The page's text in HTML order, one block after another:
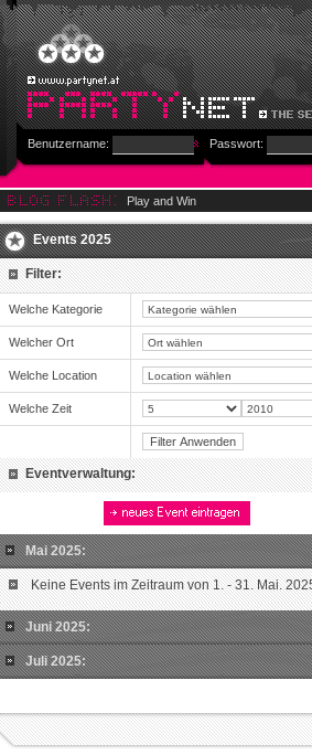
Benutzername: Passwort:
Play and Win
Events 2025
Filter:
Welche Kategorie
Welcher Ort
Welche Location
Welche Zeit
Eventverwaltung:
Mai 2025:
Keine Events im Zeitraum von 1. - 31. Mai.
Juni 2025:
Juli 2025: